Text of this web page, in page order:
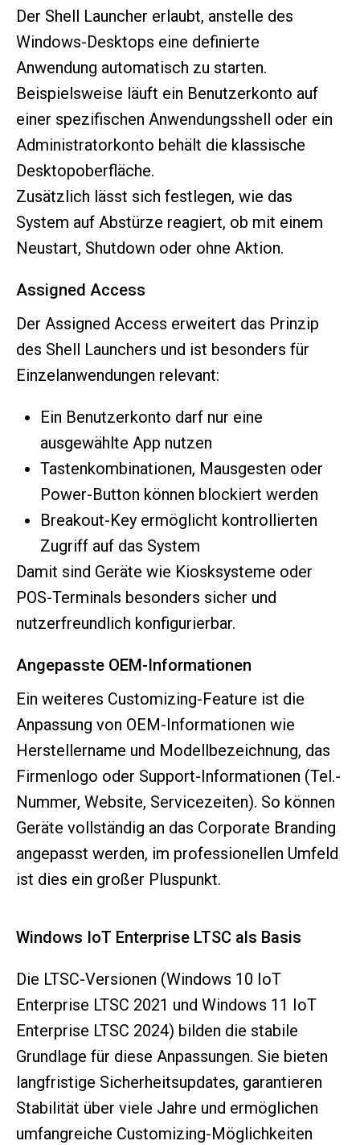
Der Shell Launcher erlaubt, anstelle des
Windows-Desktops eine definierte
Anwendung automatisch zu starten.
Beispielsweise läuft ein Benutzerkonto auf
einer spezifischen Anwendungsshell oder ein
Administratorkonto behält die klassische
Desktopoberfläche.
Zusätzlich lässt sich festlegen, wie das
System auf Abstürze reagiert, ob mit einem
Neustart, Shutdown oder ohne Aktion.
Assigned Access
Der Assigned Access erweitert das Prinzip
des Shell Launchers und ist besonders für
Einzelanwendungen relevant:
Ein Benutzerkonto darf nur eine
ausgewählte App nutzen
Tastenkombinationen, Mausgesten oder
Power-Button können blockiert werden
Breakout-Key ermöglicht kontrollierten
Zugriff auf das System
Damit sind Geräte wie Kiosksysteme oder
POS-Terminals besonders sicher und
nutzerfreundlich konfigurierbar.
Angepasste OEM-Informationen
Ein weiteres Customizing-Feature ist die
Anpassung von OEM-Informationen wie
Herstellername und Modellbezeichnung, das
Firmenlogo oder Support-Informationen (Tel.-
Nummer, Website, Servicezeiten). So können
Geräte vollständig an das Corporate Branding
angepasst werden, im professionellen Umfeld
ist dies ein großer Pluspunkt.
Windows IoT Enterprise LTSC als Basis
Die LTSC-Versionen (Windows 10 IoT
Enterprise LTSC 2021 und Windows 11 IoT
Enterprise LTSC 2024) bilden die stabile
Grundlage für diese Anpassungen. Sie bieten
langfristige Sicherheitsupdates, garantieren
Stabilität über viele Jahre und ermöglichen
umfangreiche Customizing-Möglichkeiten